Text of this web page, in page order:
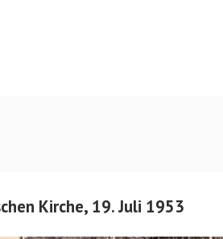
Kirche, 19. Juli 1953